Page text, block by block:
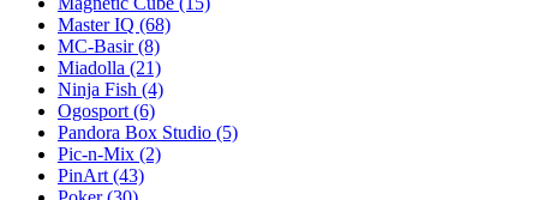
Master IQ (68)
MC-Basir(8)
Miadolla (21)
Ninja Fish (4)
Ogosport (6)
Pandora Box Studio (5)
Pic-n-Mix (2)
PinArt (43)